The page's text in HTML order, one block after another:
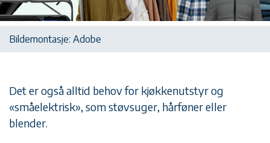
Bildemontasje: Adobe
Det er også alltid behov for kjøkkenutstyr og
«småelektrisk», som støvsuger, hårføner eller
blender.